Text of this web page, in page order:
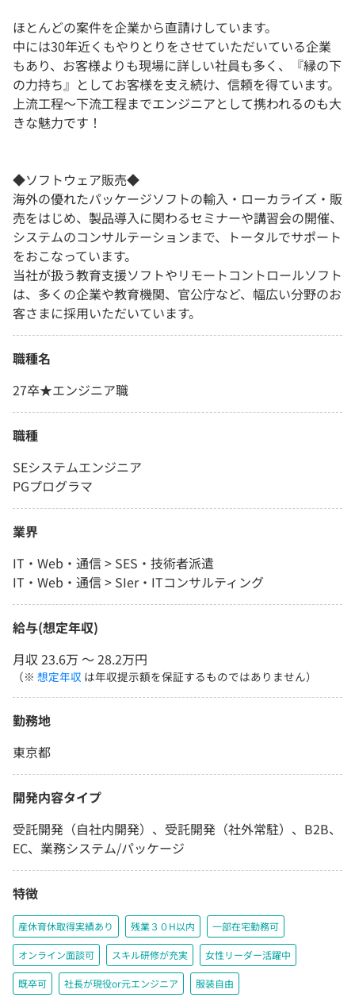
ほとんどの案件を企業から直請けしています。
中には30年近くもやりとりをさせていただいている企業
もあり、お客様よりも現場に詳しい社員も多く、『縁の下
の力持ち』としてお客様を支え続け、信頼を得ています。
上流工程～下流工程までエンジニアとして携われるのも大
きな魅力です！
◆ソフトウェア販売◆
海外の優れたパッケージソフトの輸入・ローカライズ・販
売をはじめ、製品導入に関わるセミナーや講習会の開催、
システムのコンサルテーションまで、トータルでサポート
をおこなっています。
当社が扱う教育支援ソフトやリモートコントロールソフト
は、多くの企業や教育機関、官公庁など、幅広い分野のお
客さまに採用いただいています。
職種名
27卒★エンジニア職
職種
SEシステムエンジニア
PGプログラマ
業界
IT・Web・通信 > SES・技術者派遣
IT・Web・通信 > SIer・ITコンサルティング
給与(想定年収)
月収 23.6万 〜 28.2万円
（※ 想定年収 は年収提示額を保証するものではありません）
勤務地
東京都
開発内容タイプ
受託開発（自社内開発）、受託開発（社外常駐）、B2B、
EC、業務システム/パッケージ
特徴
産休育休取得実績あり 残業３０H以内 一部在宅勤務可
オンライン面談可 スキル研修が充実 女性リーダー活躍中
既卒可 社長が現役or元エンジニア 服装自由